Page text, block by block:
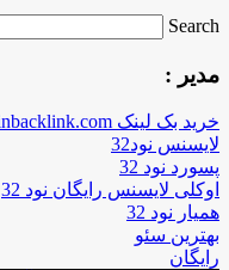
Search …
مدیر :
خرید بک لینک behtarinbacklink.com
لایسنس نود32
پسورد نود 32
اوکلی لایسنس رایگان نود 32
همیار نود 32
بهترین سئو
رایگان